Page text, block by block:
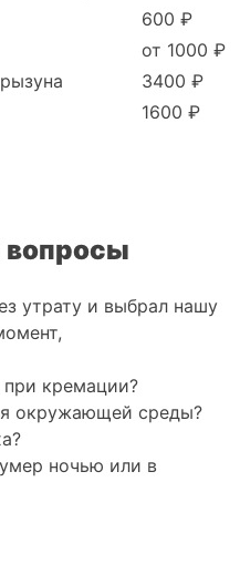
600 ₽
от 1000 ₽
3400 ₽
1600 ₽
вопросы
утрату и выбрал нашу
кремации?
окружающей среды?
ночью или в